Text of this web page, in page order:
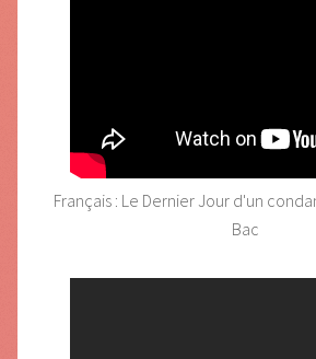
Français : Le Dernier Jour d'un
Bac